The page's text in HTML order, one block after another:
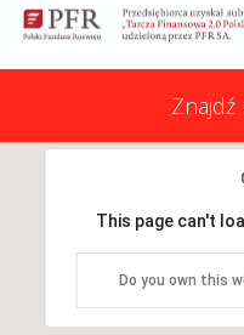
Znajdź
This page can't
Do you own this